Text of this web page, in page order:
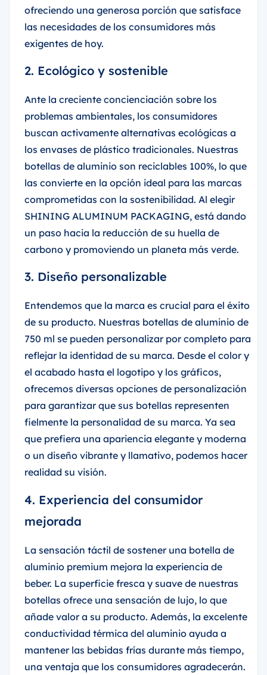
ofreciendo una generosa porción que satisface
las necesidades de los consumidores más
exigentes de hoy.
2. Ecológico y sostenible
Ante la creciente concienciación sobre los
problemas ambientales, los consumidores
buscan activamente alternativas ecológicas a
los envases de plástico tradicionales. Nuestras
botellas de aluminio son reciclables 100%, lo que
las convierte en la opción ideal para las marcas
comprometidas con la sostenibilidad. Al elegir
SHINING ALUMINUM PACKAGING, está dando
un paso hacia la reducción de su huella de
carbono y promoviendo un planeta más verde.
3. Diseño personalizable
Entendemos que la marca es crucial para el éxito
de su producto. Nuestras botellas de aluminio de
750 ml se pueden personalizar por completo para
reflejar la identidad de su marca. Desde el color y
el acabado hasta el logotipo y los gráficos,
ofrecemos diversas opciones de personalización
para garantizar que sus botellas representen
fielmente la personalidad de su marca. Ya sea
que prefiera una apariencia elegante y moderna
o un diseño vibrante y llamativo, podemos hacer
realidad su visión.
4. Experiencia del consumidor
mejorada
La sensación táctil de sostener una botella de
aluminio premium mejora la experiencia de
beber. La superficie fresca y suave de nuestras
botellas ofrece una sensación de lujo, lo que
añade valor a su producto. Además, la excelente
conductividad térmica del aluminio ayuda a
mantener las bebidas frías durante más tiempo,
una ventaja que los consumidores agradecerán.